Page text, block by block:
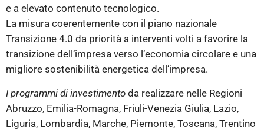
e a elevato contenuto tecnologico.
La misura coerentemente con il piano nazionale
Transizione 4.0 da priorità a interventi volti a favorire la
transizione dell’impresa verso l’economia circolare e una
migliore sostenibilità energetica dell’impresa.
I programmi di investimento da realizzare nelle Regioni
Abruzzo, Emilia-Romagna, Friuli-Venezia Giulia, Lazio,
Liguria, Lombardia, Marche, Piemonte, Toscana, Trentino